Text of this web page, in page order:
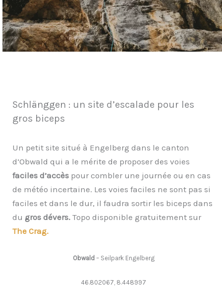
Schlänggen : un site d’escalade pour les
gros biceps
Un petit site situé à Engelberg dans le canton
d’Obwald qui a le mérite de proposer des voies
faciles d’accès pour combler une journée ou en cas
de météo incertaine. Les voies faciles ne sont pas si
faciles et dans le dur, il faudra sortir les biceps dans
du gros dévers. Topo disponible gratuitement sur
The Crag.
Obwald – Seilpark Engelberg
46.802067, 8.448997